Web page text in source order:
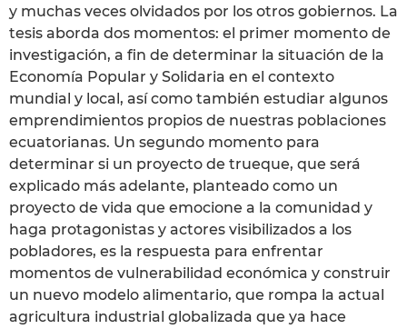
y muchas veces olvidados por los otros gobiernos. La
tesis aborda dos momentos: el primer momento de
investigación, a fin de determinar la situación de la
Economía Popular y Solidaria en el contexto
mundial y local, así como también estudiar algunos
emprendimientos propios de nuestras poblaciones
ecuatorianas. Un segundo momento para
determinar si un proyecto de trueque, que será
explicado más adelante, planteado como un
proyecto de vida que emocione a la comunidad y
haga protagonistas y actores visibilizados a los
pobladores, es la respuesta para enfrentar
momentos de vulnerabilidad económica y construir
un nuevo modelo alimentario, que rompa la actual
agricultura industrial globalizada que ya hace